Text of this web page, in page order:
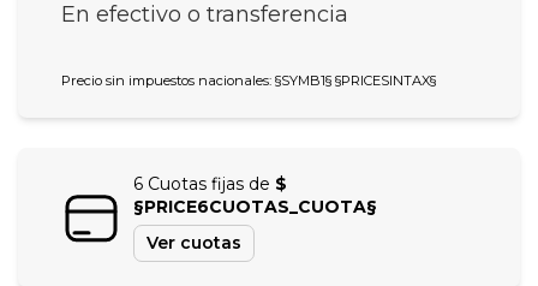
En efectivo o transferencia
Precio sin impuestos nacionales: §SYMB1§ §PRICESINTAX§
6 Cuotas fijas de $
§PRICE6CUOTAS_CUOTA§
Ver cuotas